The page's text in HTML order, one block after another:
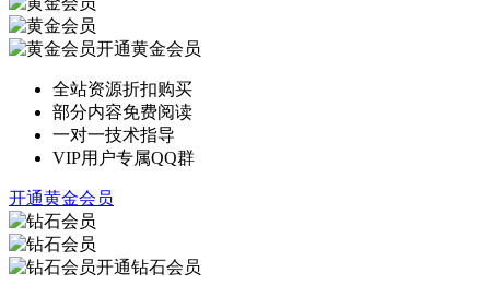
开通黄金会员
全站资源折扣购买
部分内容免费阅读
一对一技术指导
VIP用户专属QQ群
开通黄金会员
开通钻石会员